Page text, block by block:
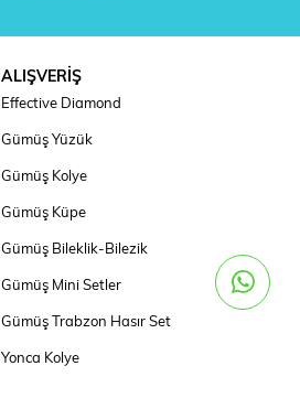
ALIŞVERİŞ
Effective Diamond
Gümüş Yüzük
Gümüş Kolye
Gümüş Küpe
Gümüş Bileklik-Bilezik
Gümüş Mini Setler
Gümüş Trabzon Hasır Set
Yonca Kolye